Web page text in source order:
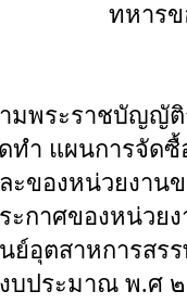
ทหาร
มพระราชบัญญัติ
ทำ แผนการจัดซื้
ะของหน่วยงาน
ะกาศของหน่วย
ย์อุตสาหการสร
บประมาณ พ.ศ